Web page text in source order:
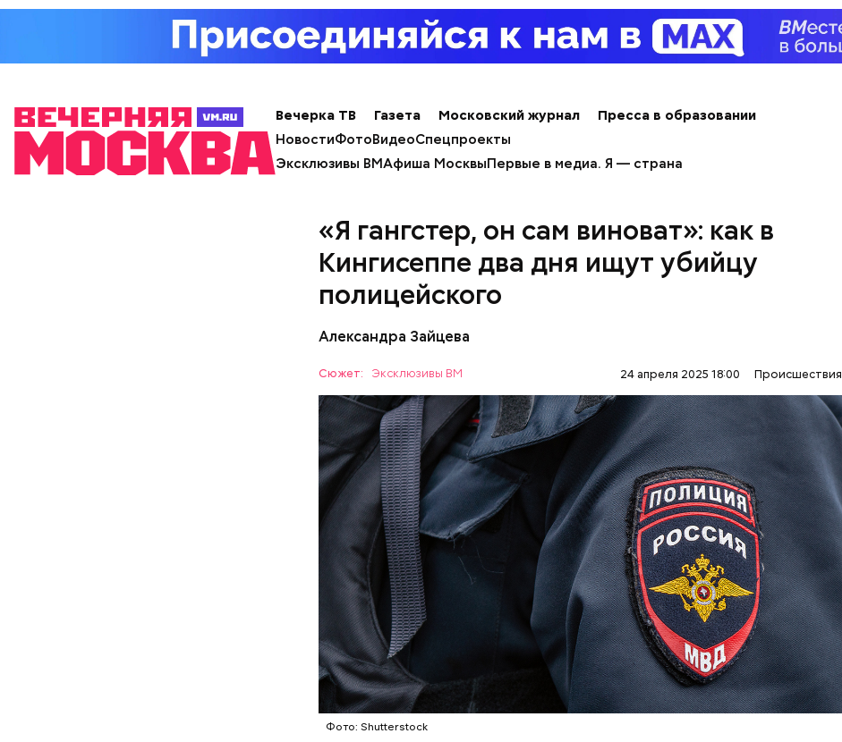
Вечерка ТВ Газета Московский журнал
Пресса в образовании
НовостиФотоВидеоСпецпроекты
Эксклюзивы ВМАфиша МосквыПервые в медиа. Я — страна
«Я гангстер, он сам виноват»: как в
Кингисеппе два дня ищут убийцу
полицейского
Александра Зайцева
Сюжет: Эксклюзивы ВМ 24 апреля 2025 18:00 Происшествия
Фото: Shutterstock